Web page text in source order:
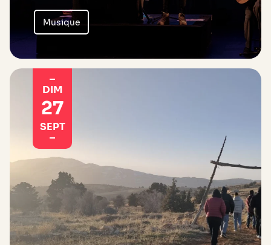
Musique
DIM
27
SEPT